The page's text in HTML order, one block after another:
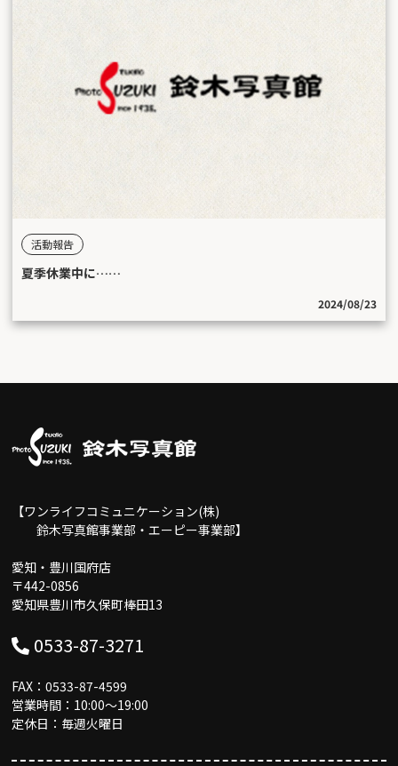
活動報告
夏季休業中に……
2024/08/23
【ワンライフコミュニケーション(株)
鈴木写真館事業部・エーピー事業部】
愛知・豊川国府店
〒442-0856
愛知県豊川市久保町棒田13
0533-87-3271
FAX：0533-87-4599
営業時間：10:00〜19:00
定休日：毎週火曜日